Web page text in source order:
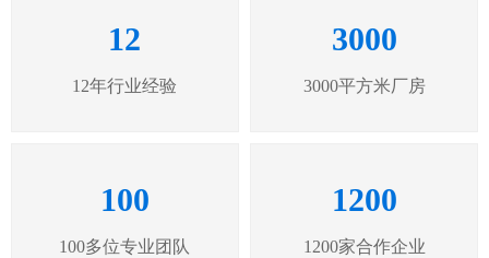
12
12年行业经验
3000
3000平方米厂房
100
100多位专业团队
1200
1200家合作企业